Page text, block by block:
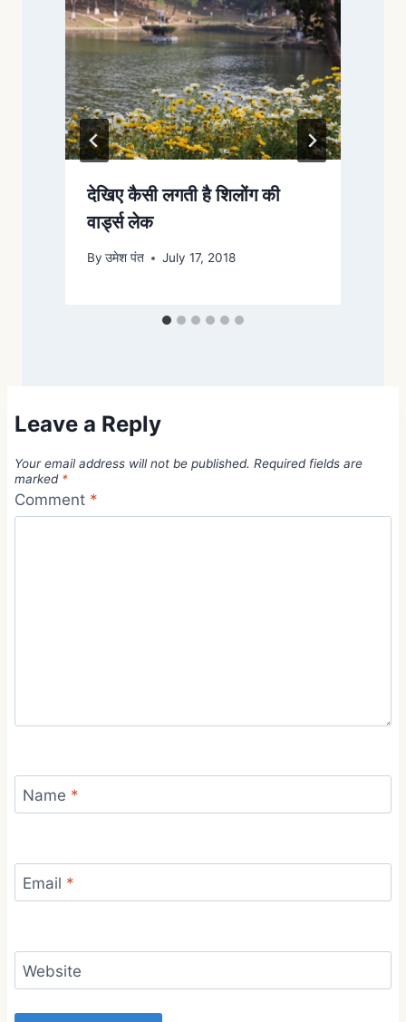
देखिए कैसी लगती है शिलोंग की
वार्ड्स लेक
By उमेश पंत July 17, 2018
Leave a Reply
Your email address will not be published. Required fields are
marked *
Comment *
Name *
Email *
Website